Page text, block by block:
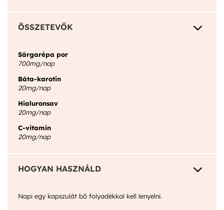
ÖSSZETEVŐK 3
Sárgarépa por
700mg/nap
Báta-karotin
20mg/nap
Hialuronsav
20mg/nap
C-vitamin
20mg/nap
HOGYAN HASZNÁLD 3
Napi egy kapszulát bő folyadékkal kell lenyelni.